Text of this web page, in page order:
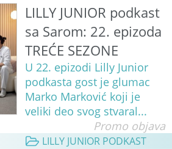
LILLY JUNIOR podkast
sa Sarom: 22. epizoda
TREĆE SEZONE
U 22. epizodi Lilly Junior
podkasta gost je glumac
Marko Marković koji je
veliki deo svog stvaral...
Promo objava
LILLY JUNIOR PODKAST